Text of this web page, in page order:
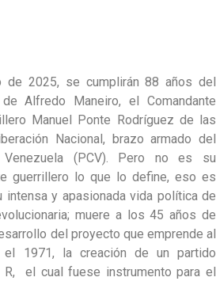
de 2025, se cumplirán 88 años del
Alfredo Maneiro, el Comandante
Manuel Ponte Rodríguez de las
Nacional, brazo armado del
Venezuela (PCV). Pero no es su
guerrillero lo que lo define, eso es
intensa y apasionada vida política de
muere a los 45 años de
del proyecto que emprende al
1971, la creación de un partido
R, el cual fuese instrumento para el